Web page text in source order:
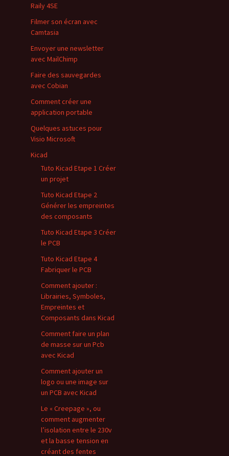
Raily 4SE
Filmer son écran avec
Camtasia
Envoyer une newsletter
avec MailChimp
Faire des sauvegardes
avec Cobian
Comment créer une
application portable
Quelques astuces pour
Visio Microsoft
Kicad
Tuto Kicad Etape 1 Créer
un projet
Tuto Kicad Etape 2
Générer les empreintes
des composants
Tuto Kicad Etape 3 Créer
le PCB
Tuto Kicad Etape 4
Fabriquer le PCB
Comment ajouter :
Librairies, Symboles,
Empreintes et
Composants dans Kicad
Comment faire un plan
de masse sur un Pcb
avec Kicad
Comment ajouter un
logo ou une image sur
un PCB avec Kicad
Le « Creepage », ou
comment augmenter
l’isolation entre le 230v
et la basse tension en
créant des fentes